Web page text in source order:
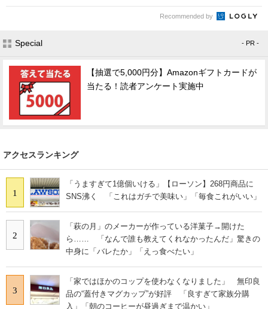
Recommended by
Special - PR -
【抽選で5,000円分】Amazonギフトカードが
当たる！読者アンケート実施中
アクセスランキング
1
「うますぎて1億個いける」【ローソン】268円商品に
SNS沸く 「これはガチで美味い」「毎食これがいい」
2
「萩の月」のメーカーが作っている洋菓子→開けた
ら…… 「なんで誰も教えてくれなかったんだ」驚きの
中身に「バレたか」「えっ食べたい」
3
「家ではほかのコップを使わなくなりました」 無印良
品の“蓋付きマグカップ”が好評 「良すぎて家族分購
入」「朝のコーヒーが昼過ぎまで温かい」